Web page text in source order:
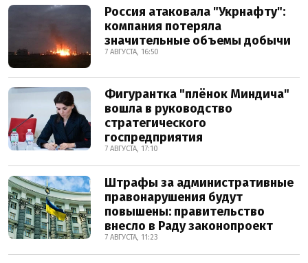
Россия атаковала "Укрнафту":
компания потеряла
значительные объемы добычи
7 АВГУСТА, 16:50
Фигурантка "плёнок Миндича"
вошла в руководство
стратегического
госпредприятия
7 АВГУСТА, 17:10
Штрафы за административные
правонарушения будут
повышены: правительство
внесло в Раду законопроект
7 АВГУСТА, 11:23